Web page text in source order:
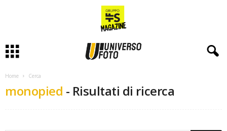
Home Cerca
monopied - Risultati di ricerca